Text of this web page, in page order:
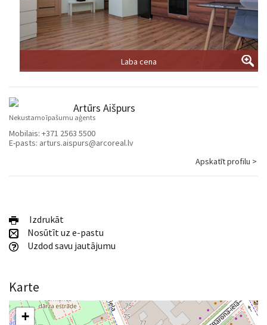
Laba cena
Artūrs Aišpurs
Nekustamo īpašumu aģents
Mobilais: +371 2563 5500
E-pasts: arturs.aispurs@arcoreal.lv
Apskatīt profilu >
Izdrukāt
Nosūtīt uz e-pastu
Uzdod savu jautājumu
Karte
+